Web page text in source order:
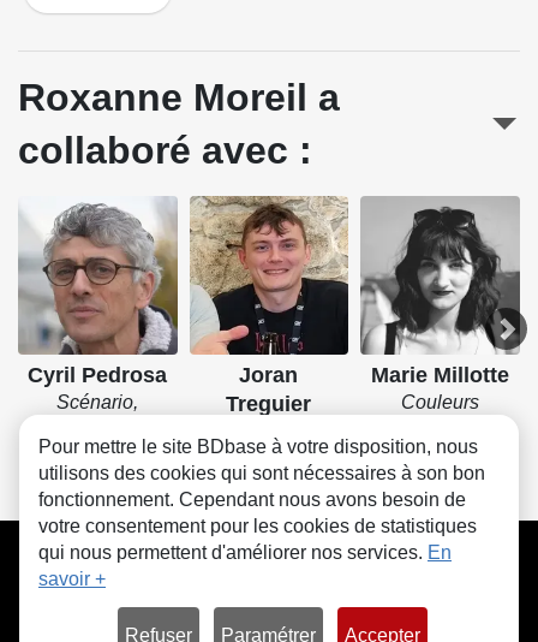
Roxanne Moreil a
collaboré avec :
Cyril Pedrosa
Scénario,
Joran
Treguier
Marie Millotte
Couleurs
CGU FAQ Contact Cookies
Pour mettre le site BDbase à votre disposition, nous
utilisons des cookies qui sont nécessaires à son bon
fonctionnement. Cependant nous avons besoin de
votre consentement pour les cookies de statistiques
qui nous permettent d'améliorer nos services. En
savoir +
Refuser Paramétrer Accepter